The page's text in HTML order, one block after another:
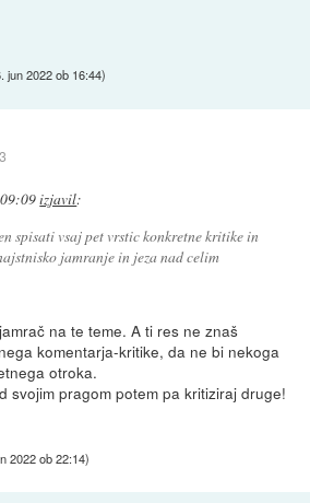
jun 2022 ob 16:44)
izjavil:
spisati vsaj pet vrstic konkretne kritike in
jamranje in jeza nad celim
na te teme. A ti res ne znaš
komentarja-kritike, da ne bi nekoga
otroka.
svojim pragom potem pa kritiziraj druge!
2022 ob 22:14)